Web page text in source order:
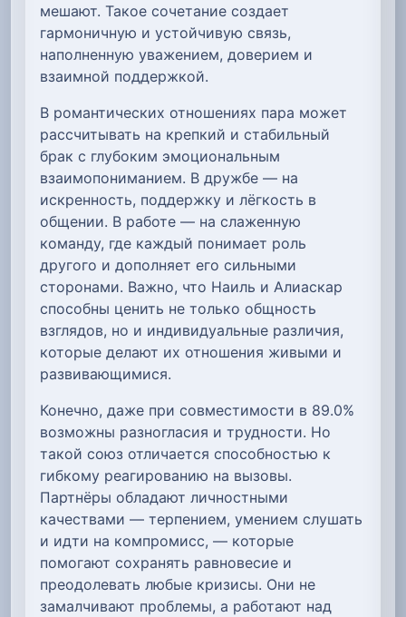
мешают. Такое сочетание создает
гармоничную и устойчивую связь,
наполненную уважением, доверием и
взаимной поддержкой.
В романтических отношениях пара может
рассчитывать на крепкий и стабильный
брак с глубоким эмоциональным
взаимопониманием. В дружбе — на
искренность, поддержку и лёгкость в
общении. В работе — на слаженную
команду, где каждый понимает роль
другого и дополняет его сильными
сторонами. Важно, что Наиль и Алиаскар
способны ценить не только общность
взглядов, но и индивидуальные различия,
которые делают их отношения живыми и
развивающимися.
Конечно, даже при совместимости в 89.0%
возможны разногласия и трудности. Но
такой союз отличается способностью к
гибкому реагированию на вызовы.
Партнёры обладают личностными
качествами — терпением, умением слушать
и идти на компромисс, — которые
помогают сохранять равновесие и
преодолевать любые кризисы. Они не
замалчивают проблемы, а работают над